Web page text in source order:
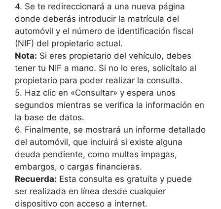
4. Se te redireccionará a una nueva página
donde deberás introducir la matrícula del
automóvil y el número de identificación fiscal
(NIF) del propietario actual.
Nota: Si eres propietario del vehículo, debes
tener tu NIF a mano. Si no lo eres, solicítalo al
propietario para poder realizar la consulta.
5. Haz clic en «Consultar» y espera unos
segundos mientras se verifica la información en
la base de datos.
6. Finalmente, se mostrará un informe detallado
del automóvil, que incluirá si existe alguna
deuda pendiente, como multas impagas,
embargos, o cargas financieras.
Recuerda: Esta consulta es gratuita y puede
ser realizada en línea desde cualquier
dispositivo con acceso a internet.